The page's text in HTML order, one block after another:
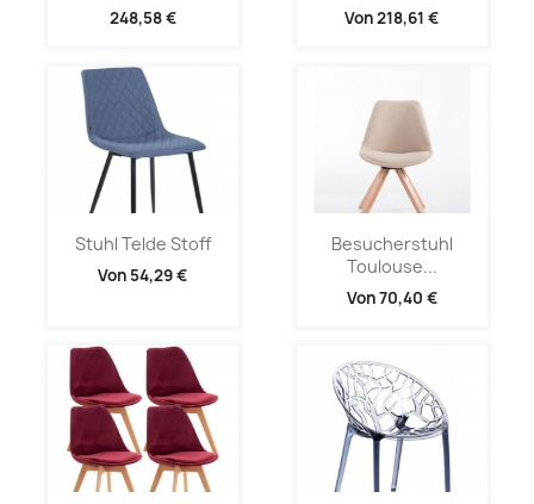
248,58 € Von218,61 €
Stuhl Telde Stoff
Von 54,29 €
Besucherstuhl
Toulouse...
Von70,40 €